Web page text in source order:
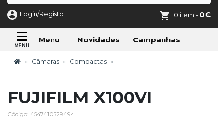
Login/Registo 0 item - 0€
Menu Novidades Campanhas
Câmaras Compactas
FUJIFILM X100VI
Código: 4547410529494